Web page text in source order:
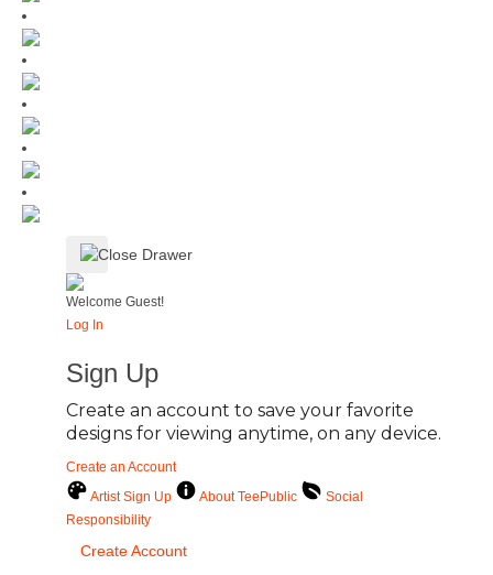
Welcome Guest!
Log In
Sign Up
Create an account to save your favorite
designs for viewing anytime, on any device.
Create an Account
Artist Sign Up
About TeePublic
Social
Responsibility
Create Account